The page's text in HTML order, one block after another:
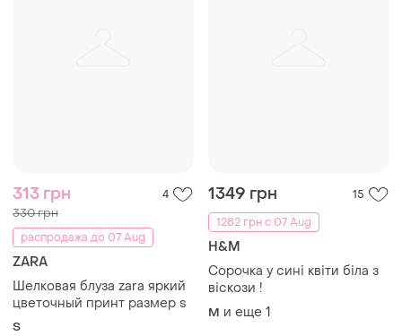
313 грн 4
330 грн
распродажа до 07 Aug
ZARA
Шелковая блуза zara яркий
цветочный принт размер s
S
1349 грн
15
1282 грн с 07 Aug
H&M
Сорочка у сині квіти біла з
віскози !
M и еще 1